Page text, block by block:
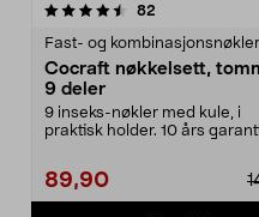
82
Fast- og kombinasjonsnøkler
Cocraft nøkkelsett,
9 deler
9 inseks-nøkler med kule, i
praktisk holder. 10 års
89,90
4.5 av 5 stjerner